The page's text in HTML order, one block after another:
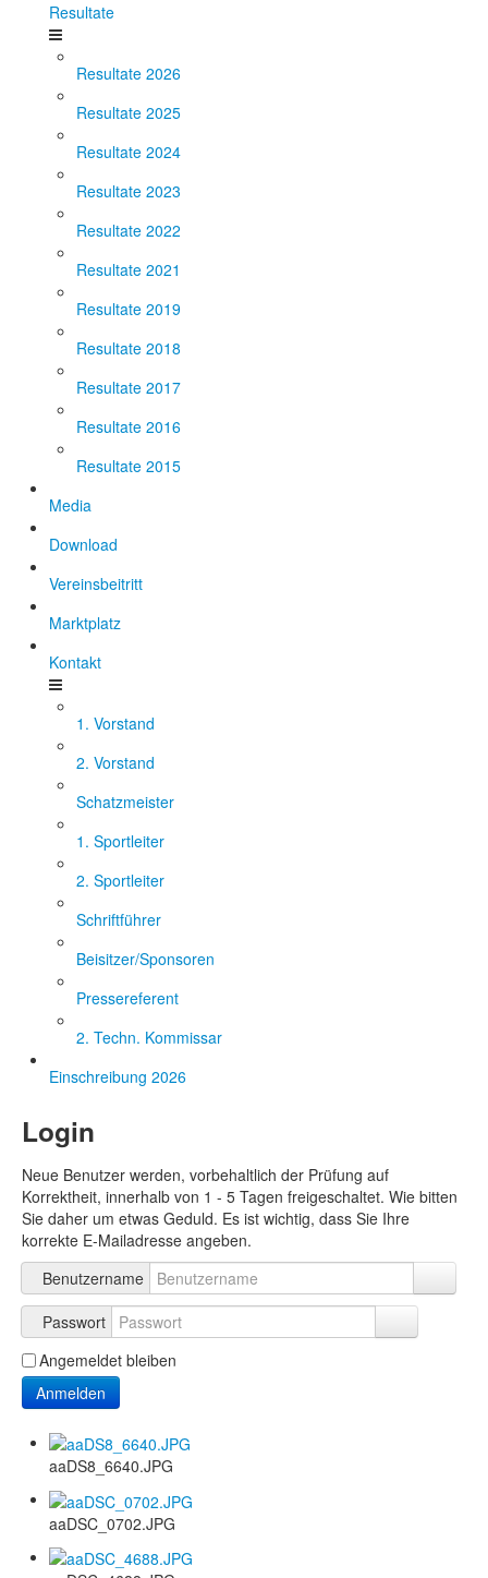
Resultate
Resultate 2026
Resultate 2025
Resultate 2024
Resultate 2023
Resultate 2022
Resultate 2021
Resultate 2019
Resultate 2018
Resultate 2017
Resultate 2016
Resultate 2015
Media
Download
Vereinsbeitritt
Marktplatz
Kontakt
1. Vorstand
2. Vorstand
Schatzmeister
1. Sportleiter
2. Sportleiter
Schriftführer
Beisitzer/Sponsoren
Pressereferent
2. Techn. Kommissar
Einschreibung 2026
Login
Neue Benutzer werden, vorbehaltlich der Prüfung auf
Korrektheit, innerhalb von 1 - 5 Tagen freigeschaltet. Wie bitten
Sie daher um etwas Geduld. Es ist wichtig, dass Sie Ihre
korrekte E-Mailadresse angeben.
Benutzername
Passwort
Angemeldet bleiben
Anmelden
aaDS8_6640.JPG
aaDSC_0702.JPG